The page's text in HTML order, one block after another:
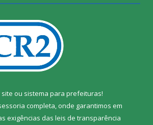
ou sistema para prefeituras!
completa, onde garantimos em
exigências das leis de transparência